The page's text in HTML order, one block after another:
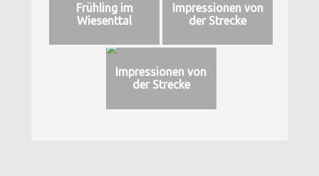
Frühling im
Wiesenttal
Impressionen von
der Strecke
Impressionen von
der Strecke